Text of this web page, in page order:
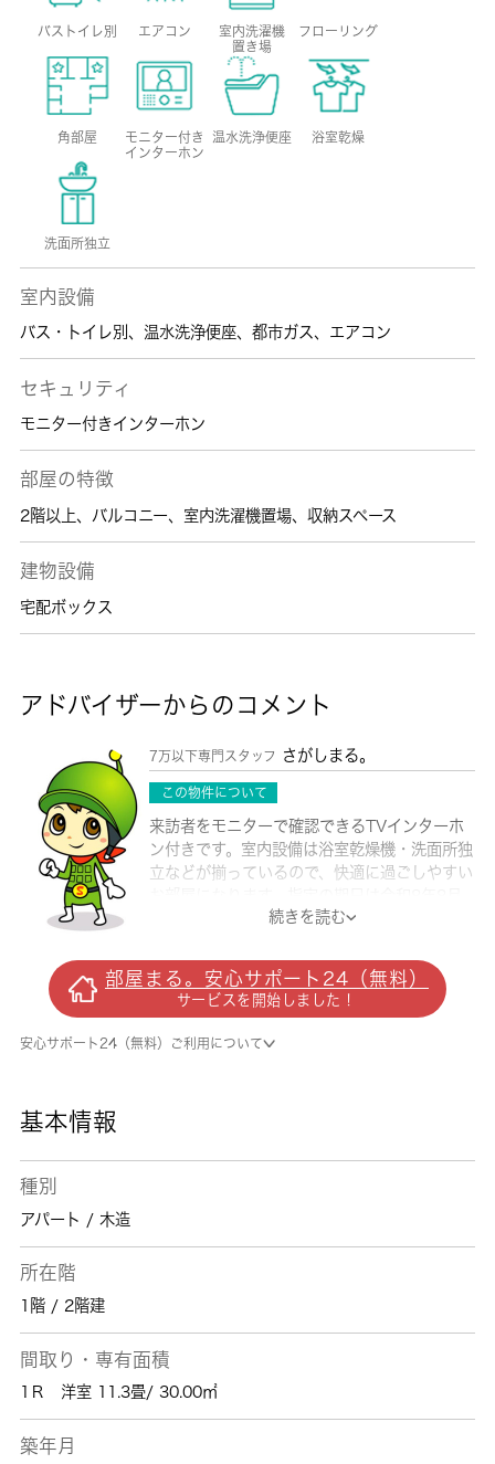
バストイレ別 エアコン
室内洗濯機
置き場
フローリング
角部屋
モニター付き
インターホン
温水洗浄便座 浴室乾燥
洗面所独立
室内設備
バス・トイレ別 、 温水洗浄便座、 都市ガス、 エアコン
セキュリティ
モニター付きインターホン
部屋の特徴
2階以上、 バルコニー、 室内洗濯機置場、 収納スペース
建物設備
宅配ボックス
アドバイザーからのコメント
7万以下専門スタッフ さがしまる。
この物件について
来訪者をモニターで確認できるTVインターホ
ン付きです。室内設備は浴室乾燥機・洗面所独
立などが揃っているので、快適に過ごしやすい
になりましたので一度ご確認ください。駐車ス
日々を送るにふさわしい、きれいな室内です。
チューナー内蔵のTVをお持ちなら、契約のみ
でBS視聴可能です。 城南コミュニティで
は、西八王子を中心に数多くの不動産情報を取
続きを読む
部屋まる。安心サポート24（無料）
サービスを開始しました！
安心サポート24（無料）ご利用について
基本情報
種別
アパート / 木造
所在階
1階 / 2階建
間取り・専有面積
1Ｒ 洋室 11.3畳/ 30.00㎡
築年月